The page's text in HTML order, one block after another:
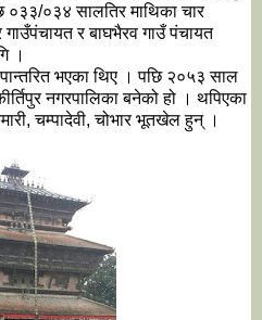
०३३/०३४ सालतिर माथिका चार
गाउँपंचायत र बाघभैरव गाउँ पंचायत
।
भएका थिए । पछि २०५३ साल
नगरपालिका बनेको हो । थपिएका
चम्पादेवी, चोभार भूतखेल हुन् ।